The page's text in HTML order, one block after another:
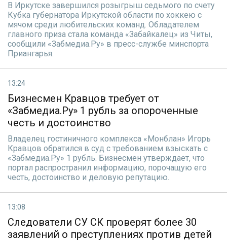
В Иркутске завершился розыгрыш седьмого по счету
Кубка губернатора Иркутской области по хоккею с
мячом среди любительских команд. Обладателем
главного приза стала команда «Забайкалец» из Читы,
сообщили «Забмедиа.Ру» в пресс-службе минспорта
Приангарья.
13:24
Бизнесмен Кравцов требует от
«Забмедиа.Ру» 1 рубль за опороченные
честь и достоинство
Владелец гостиничного комплекса «Монблан» Игорь
Кравцов обратился в суд с требованием взыскать с
«Забмедиа.Ру» 1 рубль. Бизнесмен утверждает, что
портал распространил информацию, порочащую его
честь, достоинство и деловую репутацию.
13:08
Следователи СУ СК проверят более 30
заявлений о преступлениях против детей